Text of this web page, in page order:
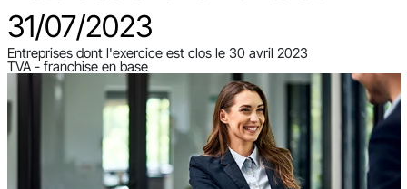
31/07/2023
Entreprises dont l'exercice est clos le 30 avril 2023
TVA - franchise en base